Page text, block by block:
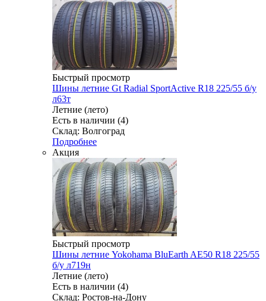
Быстрый просмотр
Шины летние Gt Radial SportActive R18 225/55 б/у
л63т
Летние (лето)
Есть в наличии (4)
Склад: Волгоград
Подробнее
Акция
Быстрый просмотр
Шины летние Yokohama BluEarth AE50 R18 225/55
б/у л719н
Летние (лето)
Есть в наличии (4)
Склад: Ростов-на-Дону